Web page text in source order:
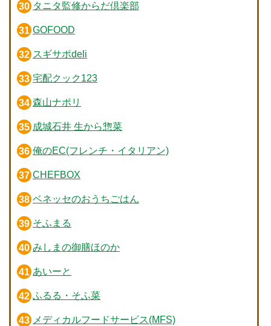
タニタ監修からだ倶楽部
GOFOOD
スギサポdeli
宅配クック123
森山ナポリ
成城石井 生から惣菜
俺のEC(フレンチ・イタリアン)
CHEFBOX
ベネッセのおうちごはん
そふまる
みしまの御膳ほのか
あいーと
ふるる・そふ菜
メディカルフードサービス(MFS)